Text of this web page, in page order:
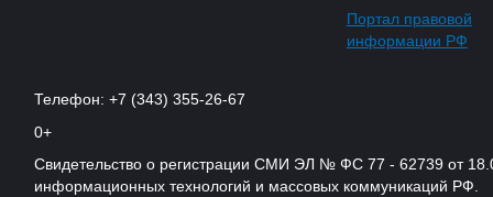
Портал правовой
информации РФ
Телефон: +7 (343) 355-26-67
0+
Свидетельство о регистрации СМИ ЭЛ № ФС 77 - 62739 от
информационных технологий и массовых коммуникаций РФ.